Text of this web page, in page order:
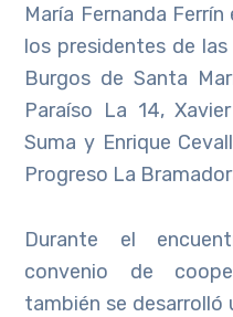
María Fernanda
los presidentes de
Burgos de Santa
Paraíso La 14,
Suma y Enrique
Progreso La
Durante el
convenio de
también se